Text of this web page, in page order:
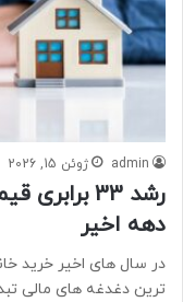
admin ژوئن 15, 2026
رشد 33
دهه اخیر
در سال های اخیر خرید
ترین دغدغه های مالی